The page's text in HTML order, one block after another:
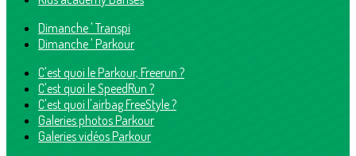
Dimanche ' Transpi
Dimanche ' Parkour
C'est quoi le Parkour, Freerun ?
C'est quoi le SpeedRun ?
C'est quoi l'airbag FreeStyle ?
Galeries photos Parkour
Galeries vidéos Parkour